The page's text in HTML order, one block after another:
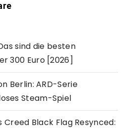
sind die besten
300 Euro [2026]
Berlin: ARD-Serie
Steam-Spiel
Creed Black Flag Resynced: